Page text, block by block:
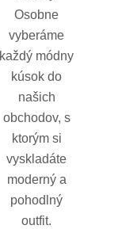
Osobne
vyberáme
každý módny
kúsok do
našich
obchodov, s
ktorým si
vyskladáte
moderný a
pohodlný
outfit.